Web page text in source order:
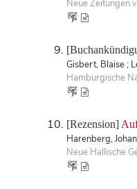
Neue Zeitungen
Gisbert, Blaise ;
Hamburgische
[Rezension]
Harenberg,
Neue Hallische